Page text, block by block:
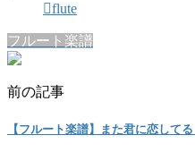
flute
フルート楽譜
前の記事
【フルート楽譜】また君に恋して